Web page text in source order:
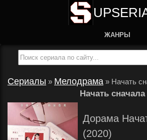
ЖАНРЫ
Сериалы » Мелодрама » Начать
Начать сначала
Дорама
(2020)